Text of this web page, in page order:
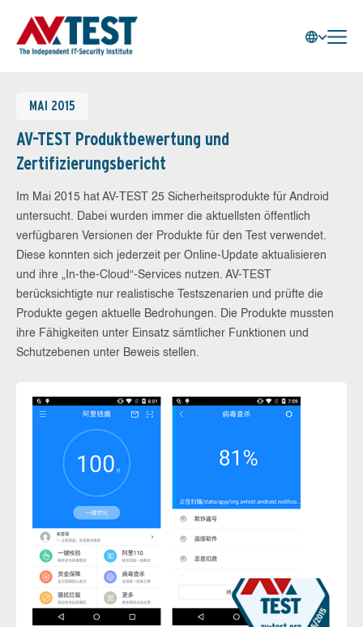
MAI 2015
AV-TEST Produktbewertung und
Zertifizierungsbericht
Im Mai 2015 hat AV-TEST 25 Sicherheitsprodukte für Android
untersucht. Dabei wurden immer die aktuellsten öffentlich
verfügbaren Versionen der Produkte für den Test verwendet.
Diese konnten sich jederzeit per Online-Update aktualisieren
und ihre „In-the-Cloud“-Services nutzen. AV-TEST
berücksichtigte nur realistische Testszenarien und prüfte die
Produkte gegen aktuelle Bedrohungen. Die Produkte mussten
ihre Fähigkeiten unter Einsatz sämtlicher Funktionen und
Schutzebenen unter Beweis stellen.